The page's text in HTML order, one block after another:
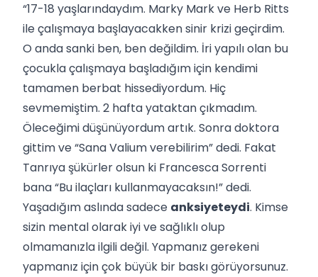
“17-18 yaşlarındaydım. Marky Mark ve Herb Ritts
ile çalışmaya başlayacakken sinir krizi geçirdim.
O anda sanki ben, ben değildim. İri yapılı olan bu
çocukla çalışmaya başladığım için kendimi
tamamen berbat hissediyordum. Hiç
sevmemiştim. 2 hafta yataktan çıkmadım.
Öleceğimi düşünüyordum artık. Sonra doktora
gittim ve “Sana Valium verebilirim” dedi. Fakat
Tanrıya şükürler olsun ki Francesca Sorrenti
bana “Bu ilaçları kullanmayacaksın!” dedi.
Yaşadığım aslında sadece anksiyeteydi. Kimse
sizin mental olarak iyi ve sağlıklı olup
olmamanızla ilgili değil. Yapmanız gerekeni
yapmanız için çok büyük bir baskı görüyorsunuz.